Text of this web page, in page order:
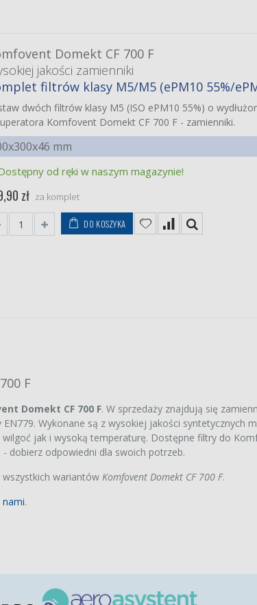
Domekt CF 700 F
jakości zamienniki
filtrów klasy M5/M5 (ePM10 55%/
dwóch filtrów klasy M5 (ISO ePM10 55%) o
Komfovent Domekt CF 700 F - zamienniki.
mm
od ręki w naszym magazynie!
zł za komplet
DO KOSZYKA
F
Domekt CF 700 F. W sprzedaży znajdują się
Wykonane są z wysokiej jakości syntetycznych
jak i wysoką temperaturę. Dostępne filtry do
dobierz odpowiedni dla swoich potrzeb.
wariantów Komfovent Domekt CF 700 F.
.